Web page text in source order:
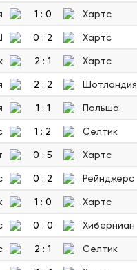
1 : 0 Хартс
0 : 2 Хартс
2 : 1 Хартс
2 : 2 Шотландия
1 : 1 Польша
1 : 2 Селтик
0 : 5 Хартс
0 : 2 Рейнджерс
1 : 0 Хартс
0 : 0 Хиберниан
2 : 1 Селтик